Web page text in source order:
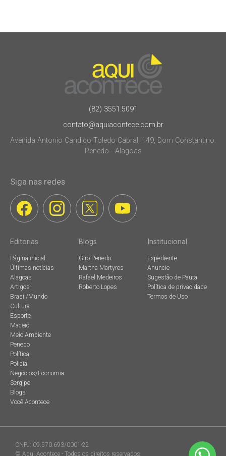
(82) 3551.5091
contato@aquiacontece.com.br
Avenida Antonio Candido Toledo Cabral, 149, Dom Constantino.
Penedo - Alagoas
Siga nas redes
Editorias
Página inicial
Últimas notícias
Alagoas
Artigos
Brasil/Mundo
Cultura
Esporte
Maceió
Meio Ambiente
Penedo
Política
Policial
Negócios/Economia
Sergipe
Blogs
Você Acontece
Blogs
Giro Penedo
Martha Martyres
Rafael Medeiros
Roberto Lopes
Institucional
Expediente
Anuncie
Sugestão de Pauta
Política de privacidade
Termos de Uso
CNPJ: 09.570.693/0001-22
© Aqui Acontece - Todos os direitos reservados